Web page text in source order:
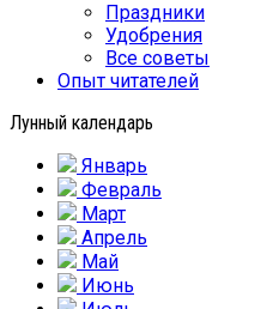
Праздники
Удобрения
Все советы
Опыт читателей
Лунный календарь
Январь
Февраль
Март
Апрель
Май
Июнь